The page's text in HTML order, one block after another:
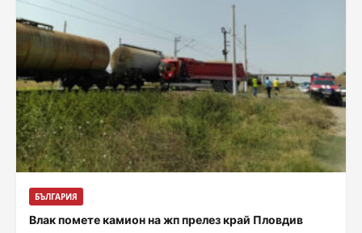
БЪЛГАРИЯ
Влак помете камион на жп прелез край Пловдив